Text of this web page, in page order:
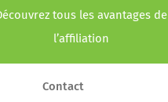
tous les avantages de
l’affiliation
Contact